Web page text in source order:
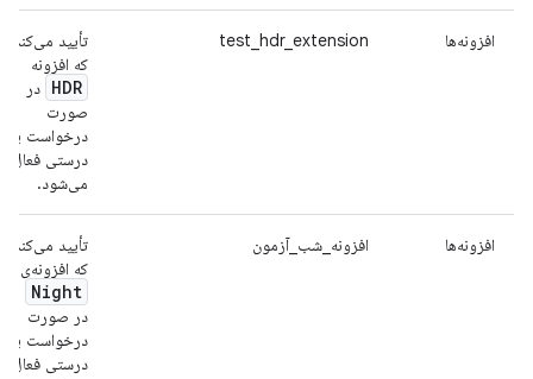
افزونه‌ها test_hdr_extension
تأیید می‌کند
که افزونه
HDR در
صورت
درخواست به
درستی فعال
می‌شود.
افزونه‌ها افزونه_شب_آزمون
تأیید می‌کند
که افزونه‌ی
Night
در صورت
درخواست به
درستی فعال